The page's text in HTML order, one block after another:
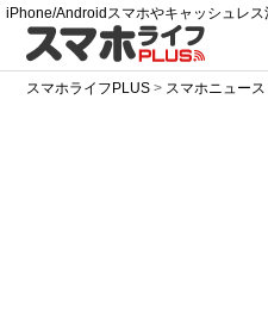
iPhone/Androidスマホやキャッシュレ
スマホライフPLUS > スマホニュース